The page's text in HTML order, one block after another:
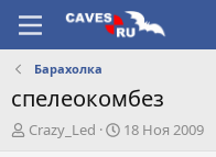
Барахолка
спелеокомбез
А
Crazy_Led
Д
18 Ноя 2009